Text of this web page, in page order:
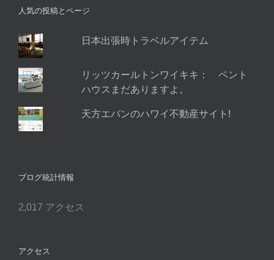
人気の投稿とページ
日本出張時トラベルアイテム
リッツカールトンワイキキ： ペント
ハウスまだありますよ。
天方エバンのハワイ不動産サイト!
ブログ統計情報
2,017 アクセス
アクセス